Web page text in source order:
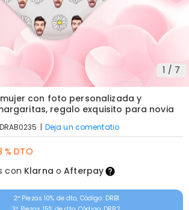
1 / 7
con foto personalizada y
regalo exquisito para novia
DRAB0235 | Deja un comentatio
% DTO
con Klarna oAfterpay
2ª Piezas 10% de dto, Código: DRB1